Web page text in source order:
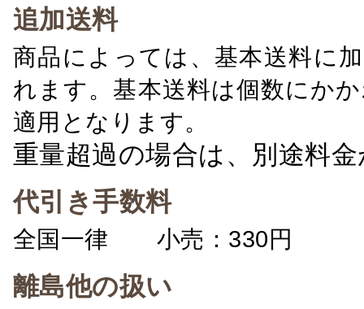
追加送料
商品によっては、基本送料に
れます。基本送料は個数にか
適用となります。
重量超過の場合は、別途料
代引き手数料
全国一律 小売：330円 卸
離島他の扱い